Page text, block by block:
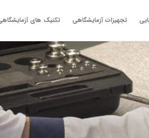
تجهیزات آزمایشگاهی تکنیک های